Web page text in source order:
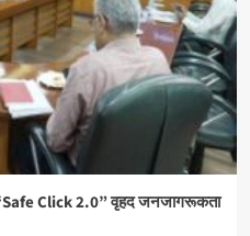
“Safe Click 2.0” वृहद जनजागरूकता